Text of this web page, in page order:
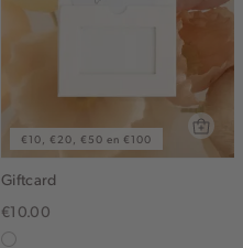
€10, €20, €50 en €100
Giftcard
€10.00